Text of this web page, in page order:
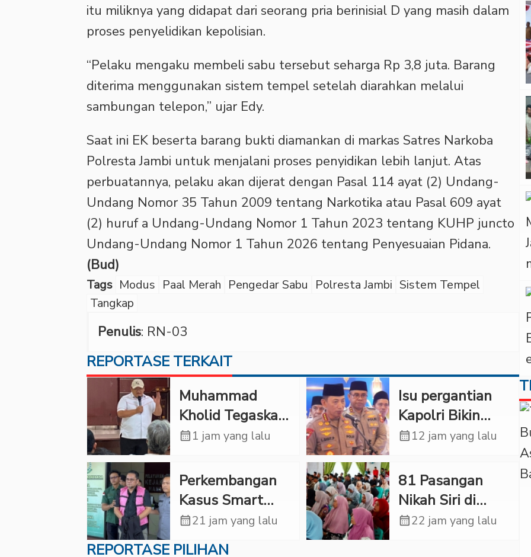
itu miliknya yang didapat dari seorang pria berinisial D yang masih dalam
proses penyelidikan kepolisian.
“Pelaku mengaku membeli sabu tersebut seharga Rp 3,8 juta. Barang
diterima menggunakan sistem tempel setelah diarahkan melalui
sambungan telepon,” ujar Edy.
Saat ini EK beserta barang bukti diamankan di markas Satres Narkoba
Polresta Jambi untuk menjalani proses penyidikan lebih lanjut. Atas
perbuatannya, pelaku akan dijerat dengan Pasal 114 ayat (2) Undang-
Undang Nomor 35 Tahun 2009 tentang Narkotika atau Pasal 609 ayat
(2) huruf a Undang-Undang Nomor 1 Tahun 2023 tentang KUHP juncto
Undang-Undang Nomor 1 Tahun 2026 tentang Penyesuaian Pidana.
(Bud)
Tags Modus Paal Merah Pengedar Sabu Polresta Jambi Sistem Tempel
Tangkap
Penulis: RN-03
REPORTASE TERKAIT
Muhammad
Kholid Tegaskan
Propaganda
Dilarang dan
Minta Negara
Melindungi
Korban
calendar_month1 jam yang lalu
Isu pergantian
Kapolri Bikin
Panas, JMP Puji
Jenderal Sigit
Justru Bikin
“Adem”
calendar_month12 jam yang lalu
Perkembangan
Kasus Smart
Village, Jaksa
Kembali Periksa
calendar_month21 jam yang lalu
81 Pasangan
Nikah Siri di
Tapsel Ikuti
calendar_month22 jam yang lalu
REPORTASE PILIHAN